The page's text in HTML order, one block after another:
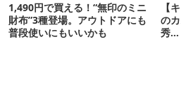
1,490円で買える！“無印のミニ
財布”3種登場。アウトドアにも
普段使いにもいいかも
【
の
秀…